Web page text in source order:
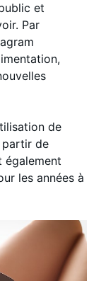
et
Par
de
partir de
également
les années à